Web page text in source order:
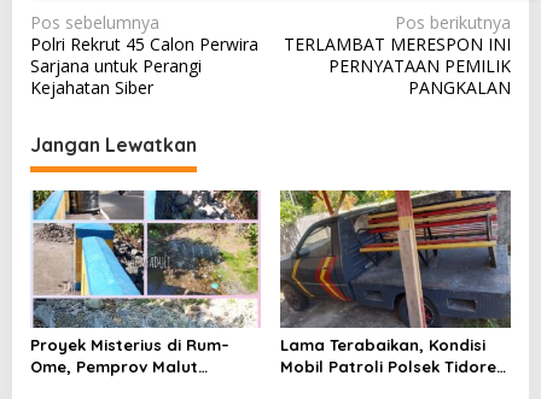
N
a
v
g
a
s
i
p
o
s
Pos sebelumnya
Polri Rekrut 45 Calon Perwira
Sarjana untuk Perangi
Kejahatan Siber
Pos berikutnya
TERLAMBAT MERESPON INI
PERNYATAAN PEMILIK
PANGKALAN
Jangan Lewatkan
Proyek Misterius di Rum–
Ome, Pemprov Malut
Lama Terabaikan, Kondisi
Mobil Patroli Polsek Tidore